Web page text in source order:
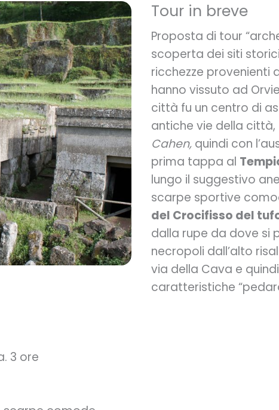
Tour in breve
Proposta di tour
scoperta dei siti
ricchezze provenienti
hanno vissuto ad
città fu un centro di
antiche vie della
Cahen, quindi con
prima tappa al
lungo il suggestivo
scarpe sportive
del Crocifisso del
dalla rupe da dove si
necropoli dall’alto
via della Cava e
caratteristiche
3 ore